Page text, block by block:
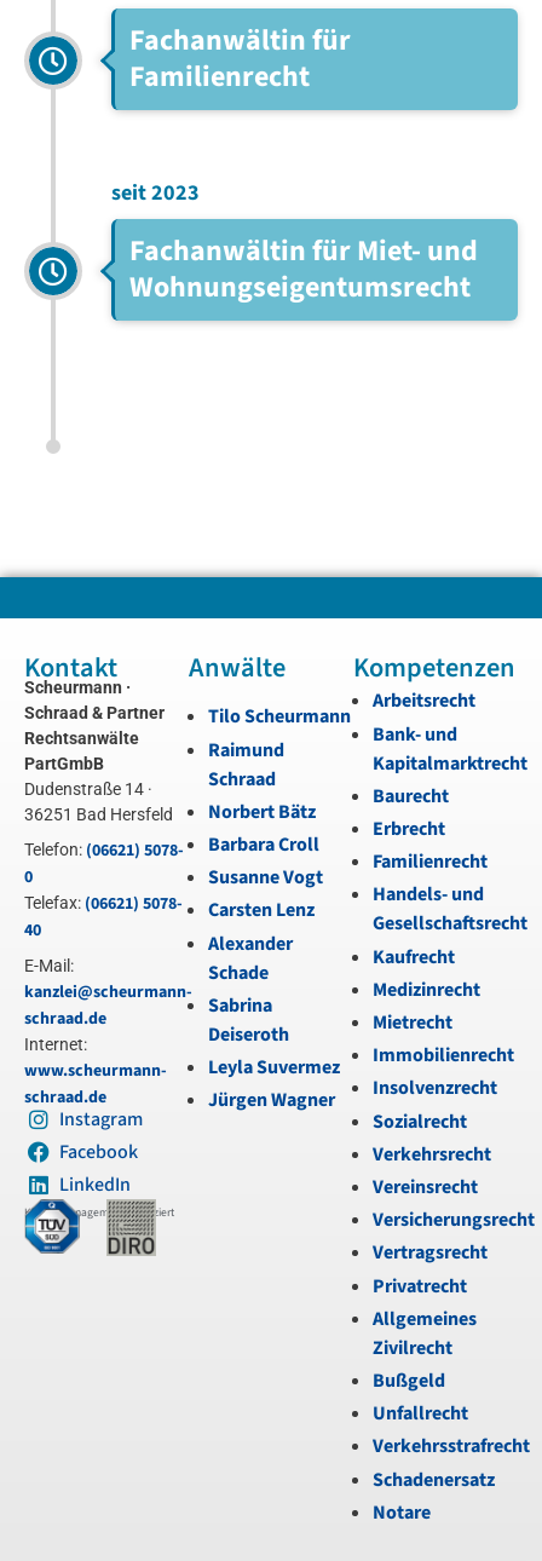
Fachanwältin für
Familienrecht
seit 2023
Fachanwältin für Miet- und
Wohnungseigentumsrecht
Kontakt
Scheurmann ·
Schraad & Partner
Rechtsanwälte
PartGmbB
Dudenstraße 14 ·
36251 Bad Hersfeld
Telefon: (06621) 5078-
0
Telefax: (06621) 5078-
40
E-Mail:
kanzlei@scheurmann-
schraad.de
Internet:
www.scheurmann-
schraad.de
Instagram
Facebook
LinkedIn
Kanzleimanagement zertifiziert
Anwälte
Tilo Scheurmann
Raimund
Schraad
Norbert Bätz
Barbara Croll
Susanne Vogt
Carsten Lenz
Alexander
Schade
Sabrina
Deiseroth
Leyla Suvermez
Jürgen Wagner
Kompetenzen
Arbeitsrecht
Bank- und
Kapitalmarktrecht
Baurecht
Erbrecht
Familienrecht
Handels- und
Gesellschaftsrecht
Kaufrecht
Medizinrecht
Mietrecht
Immobilienrecht
Insolvenzrecht
Sozialrecht
Verkehrsrecht
Vereinsrecht
Versicherungsrecht
Vertragsrecht
Privatrecht
Allgemeines
Zivilrecht
Bußgeld
Unfallrecht
Verkehrsstrafrecht
Schadenersatz
Notare